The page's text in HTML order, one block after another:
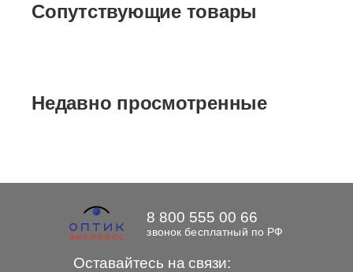
Сопутствующие товары
Недавно просмотренные
Оставайтесь на связи:
8 800 555 00 66
звонок бесплатный по РФ